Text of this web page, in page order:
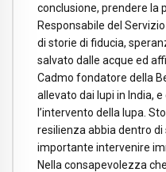
conclusione, prendere la
Responsabile del
di storie di fiducia,
salvato dalle acque ed
Cadmo fondatore della
allevato dai lupi in India,
l’intervento della lupa.
resilienza abbia dentro
importante intervenire
Nella consapevolezza